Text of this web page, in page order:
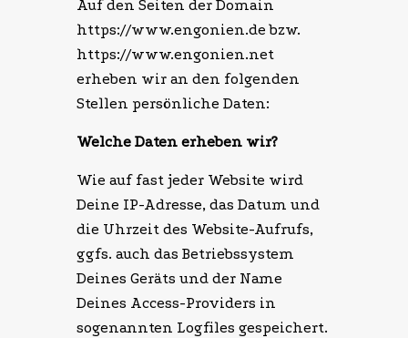
Auf den Seiten der Domain
https://www.engonien.de bzw.
https://www.engonien.net
erheben wir an den folgenden
Stellen persönliche Daten:
Welche Daten erheben wir?
Wie auf fast jeder Website wird
Deine IP-Adresse, das Datum und
die Uhrzeit des Website-Aufrufs,
ggfs. auch das Betriebssystem
Deines Geräts und der Name
Deines Access-Providers in
sogenannten Logfiles gespeichert.